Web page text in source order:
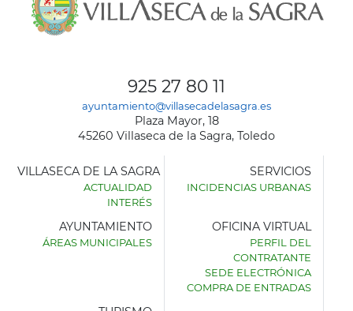
925 27 80 11
ayuntamiento@villasecadelasagra.es
Plaza Mayor, 18
45260 Villaseca de la Sagra, Toledo
AYUNTAMIENTO
VILLASECA DE LA SAGRA
ACTUALIDAD
INTERÉS
SERVICIOS
INCIDENCIAS URBANAS
AYUNTAMIENTO
ÁREAS MUNICIPALES
OFICINA VIRTUAL
PERFIL DEL
CONTRATANTE
SEDE ELECTRÓNICA
COMPRA DE ENTRADAS